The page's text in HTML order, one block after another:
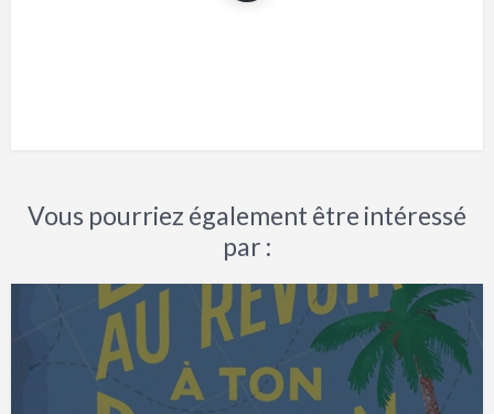
Vous pourriez également être intéressé
par :